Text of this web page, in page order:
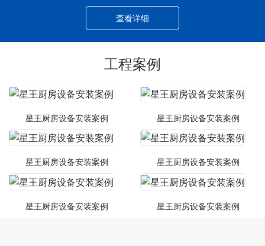
查看详细
工程案例
星王厨房设备安装案例 星王厨房设备安装案例
星王厨房设备安装案例 星王厨房设备安装案例
星王厨房设备安装案例 星王厨房设备安装案例